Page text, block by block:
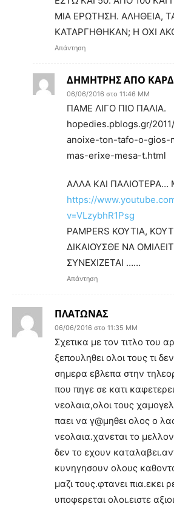
ΜΙΑ ΕΡΩΤΗΣΗ. ΑΛΗΘΕΙΑ,
ΚΑΤΑΡΓΗΘΗΚΑΝ; Η ΟΧΙ
Απάντηση
ΔΗΜΗΤΡΗΣ ΑΠΟ
06/06/2016 στο 11:46 ΜΜ
ΠΑΜΕ ΛΙΓΟ ΠΙΟ ΠΑΛΙΑ.
hopedies.pblogs.gr/
anoixe-ton-tafo-o-gios-
mas-erixe-mesa-t.html
ΑΛΛΑ ΚΑΙ
https://
v=VLzybhR1Psg
PAMPERS ΚΟΥΤΙΑ,
ΔΙΚΑΙΟΥΣΘΕ ΝΑ
ΣΥΝΕΧΙΖΕΤΑΙ ……
Απάντηση
ΠΛΑΤΩΝΑΣ
06/06/2016 στο 11:35 ΜΜ
Σχετικα με τον τιτλο του
ξεπουληθει ολοι τους τι
σημερα εβλεπα στην
που πηγε σε κατι
νεολαια,ολοι τους
παει να γ@μηθει ολος ο
νεολαια.χανεται το
δεν το εχουν
κυνηγησουν ολους
μαζι τους.φτανει πια.εκει
υποφερεται ολοι.ειστε